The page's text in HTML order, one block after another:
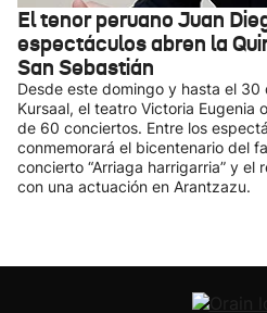
El tenor peruano Juan
espectáculos abren la
San Sebastián
Desde este domingo y hasta el
Kursaal, el teatro Victoria Eugenia
de 60 conciertos. Entre los
conmemorará el bicentenario del
concierto “Arriaga harrigarria” y el
con una actuación en Arantzazu.